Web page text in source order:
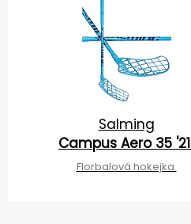
Salming
Campus Aero 35 '21
Florbalová hokejka